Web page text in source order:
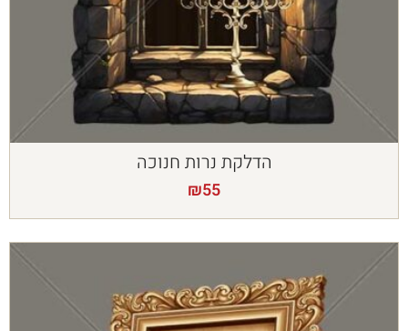
הדלקת נרות חנוכה
₪55